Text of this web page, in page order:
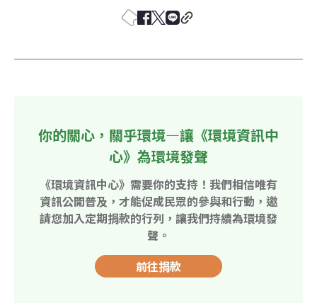
你的關心，關乎環境—讓《環境資訊中
心》為環境發聲
《環境資訊中心》需要你的支持！我們相信唯有
資訊公開普及，才能促成民眾的參與和行動，邀
請您加入定期捐款的行列，讓我們持續為環境發
聲。
前往捐款